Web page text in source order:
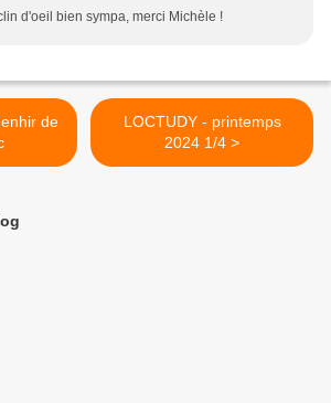
d'oeil bien sympa, merci Michèle !
LOCTUDY - printemps
2024 1/4 >